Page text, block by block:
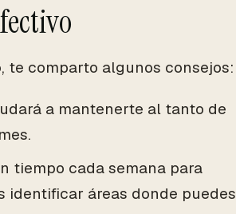
te comparto algunos consejos:
a mantenerte al tanto de
tiempo cada semana para
identificar áreas donde puedes